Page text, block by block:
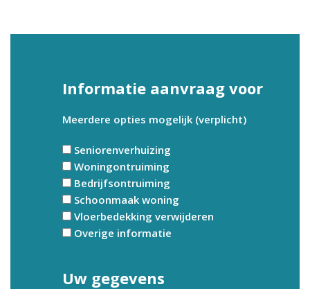
Informatie aanvraag voor
Meerdere opties mogelijk (verplicht)
Seniorenverhuizing
Woningontruiming
Bedrijfsontruiming
Schoonmaak woning
Vloerbedekking verwijderen
Overige informatie
Uw gegevens